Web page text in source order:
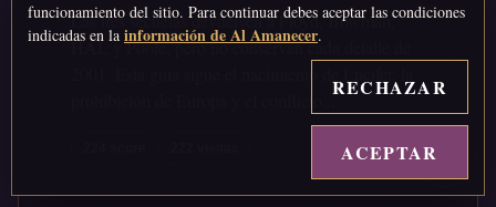
Las tres secuelas devuelven a Floyd, Bowman,
HAL y Poole, pero no conservan cada detalle de
prohibición de Europa y el conflicto...
funcionamiento del sitio. Para continuar debes aceptar las condiciones
indicadas en la información de Al Amanecer.
RECHAZAR
ACEPTAR